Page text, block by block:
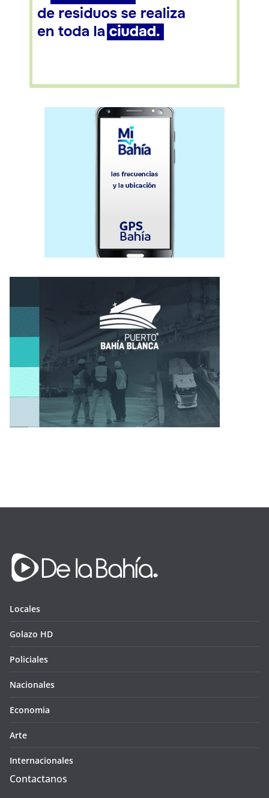
Locales
Golazo HD
Policiales
Nacionales
Economia
Arte
Internacionales
Contactanos